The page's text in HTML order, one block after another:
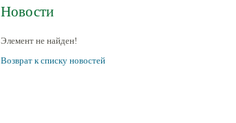
Новости
Элемент не найден!
Возврат к списку новостей